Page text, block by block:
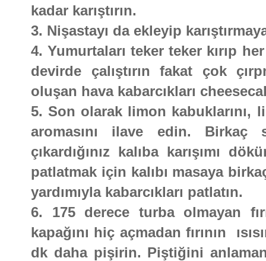
kadar karıştırın.
3. Nişastayı da ekleyip
4. Yumurtaları teker teker kırıp
devirde çalıştırın fakat çok
oluşan hava kabarcıkları
5. Son olarak limon kabuklarını,
aromasını ilave edin. Birkaç
çıkardığınız kalıba karışımı
patlatmak için kalıbı masaya
yardımıyla kabarcıkları patlatın.
6. 175 derece turba olmayan
kapağını hiç açmadan fırının
dk daha pişirin. Piştiğini